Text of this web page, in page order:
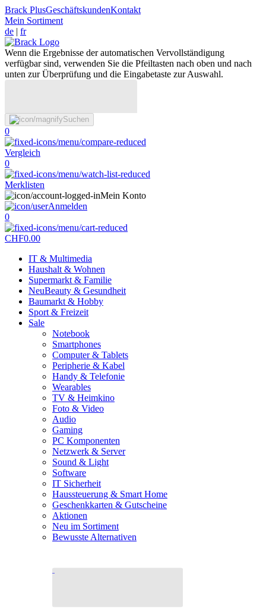
Brack PlusGeschäftskundenKontakt
Mein Sortiment
de | fr
Wenn die Ergebnisse der automatischen Vervollständigung
verfügbar sind, verwenden Sie die Pfeiltasten nach oben und nach
unten zur Überprüfung und die Eingabetaste zur Auswahl.
Suchen
0
Vergleich
0
Merklisten
Mein Konto
Anmelden
0
CHF0.00
IT & Multimedia
Haushalt & Wohnen
Supermarkt & Familie
NeuBeauty & Gesundheit
Baumarkt & Hobby
Sport & Freizeit
Sale
Notebook
Smartphones
Computer & Tablets
Peripherie & Kabel
Handy & Telefonie
Wearables
TV & Heimkino
Foto & Video
Audio
Gaming
PC Komponenten
Netzwerk & Server
Sound & Light
Software
IT Sicherheit
Haussteuerung & Smart Home
Geschenkkarten & Gutscheine
Aktionen
Neu im Sortiment
Bewusste Alternativen